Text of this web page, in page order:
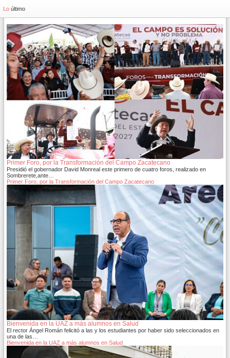
Lo último
Primer Foro, por la Transformación del Campo Zacatecano
Presidió el gobernador David Monreal este primero de cuatro foros, realizado en
Sombrerete,ante…
Primer Foro, por la Transformación del Campo Zacatecano
Bienvenida en la UAZ a más alumnos en Salud
El rector Ángel Román felicitó a las y los estudiantes por haber sido seleccionados en
una de las…
Bienvenida en la UAZ a más alumnos en Salud